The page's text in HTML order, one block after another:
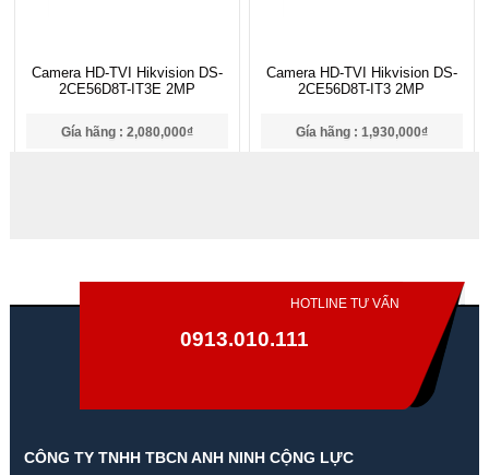
Camera HD-TVI Hikvision DS-
2CE56D8T-IT3E 2MP
Gía hãng : 2,080,000₫
Camera HD-TVI Hikvision DS-
2CE56D8T-IT3 2MP
Gía hãng : 1,930,000₫
HOTLINE TƯ VẤN
0913.010.111
CÔNG TY TNHH TBCN ANH NINH CỘNG LỰC